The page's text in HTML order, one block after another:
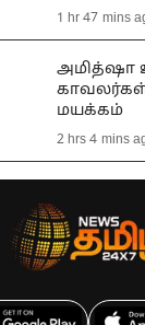
1 hr 47 mins
அமித்ஷா
காவலர்கள்
மயக்கம்
2 hrs 4 mins